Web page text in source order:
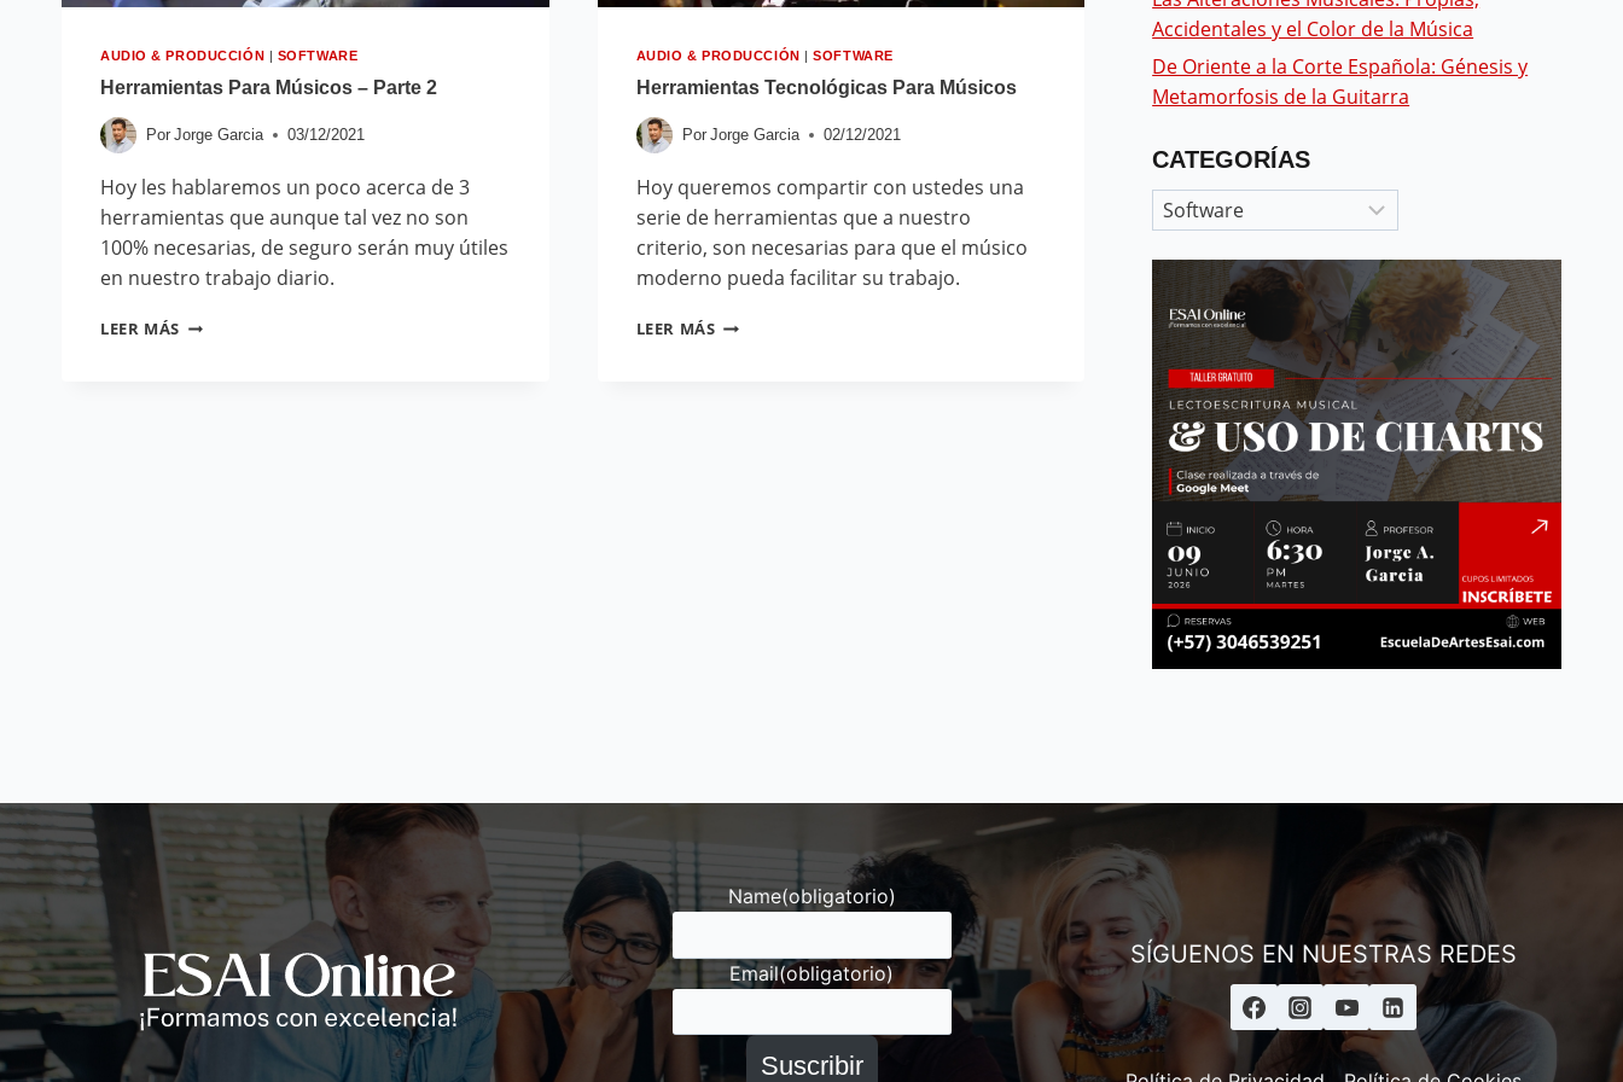
AUDIO & PRODUCCIÓN | SOFTWARE
Herramientas Para Músicos – Parte 2
Por Jorge Garcia 03/12/2021
Hoy les hablaremos un poco acerca de 3
herramientas que aunque tal vez no son
100% necesarias, de seguro serán muy útiles
en nuestro trabajo diario.
LEER MÁS
AUDIO & PRODUCCIÓN |SOFTWARE
Herramientas Tecnológicas Para Músicos
Por Jorge Garcia 02/12/2021
Hoy queremos compartir con ustedes una
serie de herramientas que a nuestro
criterio, son necesarias para que el músico
moderno pueda facilitar su trabajo.
LEER MÁS
Accidentales y el Color de la Música
De Oriente a la Corte Española: Génesis y
Metamorfosis de la Guitarra
CATEGORÍAS
Name(obligatorio)
Email(obligatorio)
Suscribir
SÍGUENOS EN NUESTRAS REDES
Andrés
Asesor ESAI